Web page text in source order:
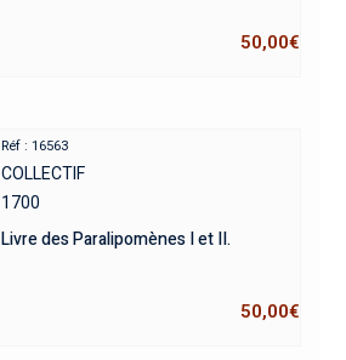
50,00€
Réf : 16563
COLLECTIF
1700
Livre des Paralipomènes I et II.
50,00€